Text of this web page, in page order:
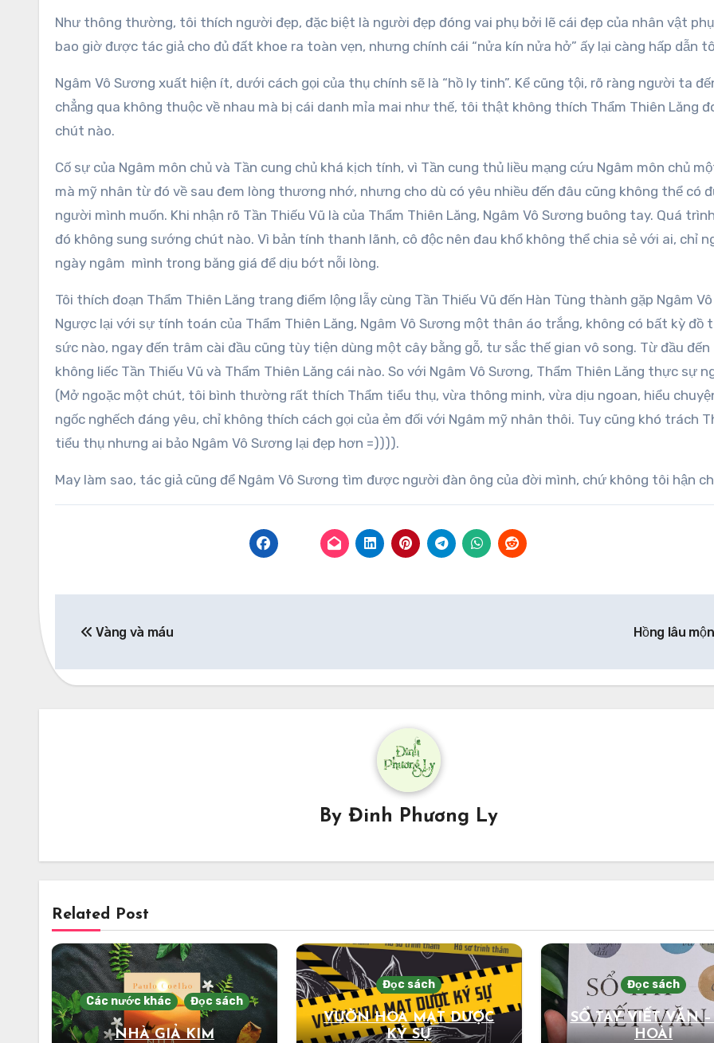
Như thông thường, tôi thích người đẹp, đặc biệt là người đẹp đóng vai phụ bởi lẽ cái đẹp của nhân vật
bao giờ được tác giả cho đủ đất khoe ra toàn vẹn, nhưng chính cái “nửa kín nửa hở” ấy lại càng hấp dẫn
Ngâm Vô Sương xuất hiện ít, dưới cách gọi của thụ chính sẽ là “hồ ly tinh”. Kể cũng tội, rõ ràng người ta
chẳng qua không thuộc về nhau mà bị cái danh mỉa mai như thế, tôi thật không thích Thẩm Thiên Lăng
chút nào.
Cố sự của Ngâm môn chủ và Tần cung chủ khá kịch tính, vì Tần cung thủ liều mạng cứu Ngâm môn chủ
mà mỹ nhân từ đó về sau đem lòng thương nhớ, nhưng cho dù có yêu nhiều đến đâu cũng không thể có
người mình muốn. Khi nhận rõ Tần Thiếu Vũ là của Thẩm Thiên Lăng, Ngâm Vô Sương buông tay. Quá
đó không sung sướng chút nào. Vì bản tính thanh lãnh, cô độc nên đau khổ không thể chia sẻ với ai, chỉ
ngày ngâm mình trong băng giá để dịu bớt nỗi lòng.
Tôi thích đoạn Thẩm Thiên Lăng trang điểm lộng lẫy cùng Tần Thiếu Vũ đến Hàn Tùng thành gặp Ngâm
Ngược lại với sự tính toán của Thẩm Thiên Lăng, Ngâm Vô Sương một thân áo trắng, không có bất kỳ đồ
sức nào, ngay đến trâm cài đầu cũng tùy tiện dùng một cây bằng gỗ, tư sắc thế gian vô song. Từ đầu đến
không liếc Tần Thiếu Vũ và Thẩm Thiên Lăng cái nào. So với Ngâm Vô Sương, Thẩm Thiên Lăng thực sự
(Mở ngoặc một chút, tôi bình thường rất thích Thẩm tiểu thụ, vừa thông minh, vừa dịu ngoan, hiểu
ngốc nghếch đáng yêu, chỉ không thích cách gọi của ẻm đối với Ngâm mỹ nhân thôi. Tuy cũng khó trách
tiểu thụ nhưng ai bảo Ngâm Vô Sương lại đẹp hơn =)))).
May làm sao, tác giả cũng để Ngâm Vô Sương tìm được người đàn ông của đời mình, chứ không tôi hận
navigation
Vàng và máu Hồng lâu
ByĐinh Phương Ly
Related Post
Các nước khác Đọc sách
NHÀ GIẢ KIM
Đọc sách
VƯỜN HOA MẠT DƯỢC
KÝ SỰ
Đọc sách
SỔ TAY VIẾT VĂN
HOÀI